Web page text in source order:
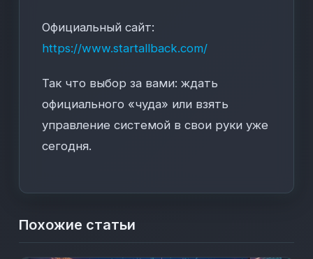
Официальный сайт:
https://www.startallback.com/
Так что выбор за вами: ждать
официального «чуда» или взять
управление системой в свои руки уже
сегодня.
Похожие статьи